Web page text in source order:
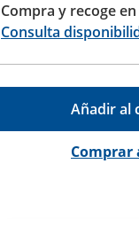
Compra y recoge
Consulta
Añadir al
Comprar